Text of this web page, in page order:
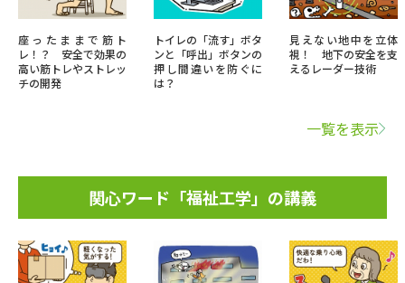
座ったままで筋ト
レ！？ 安全で効果の
高い筋トレやストレッ
チの開発
トイレの「流す」ボタ
ンと「呼出」ボタンの
押し間違いを防ぐに
は？
見えない地中を立体
視！ 地下の安全を支
えるレーダー技術
一覧を表示
関心ワード「福祉工学」の講義